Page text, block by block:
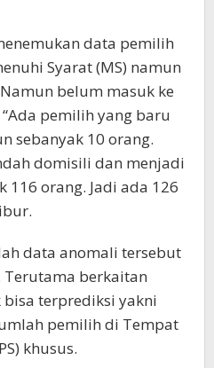
data pemilih
Syarat (MS) namun
belum masuk ke
pemilih yang baru
sebanyak 10 orang.
domisili dan menjadi
116 orang. Jadi ada 126
data anomali tersebut
berkaitan
terprediksi yakni
pemilih di Tempat
khusus.